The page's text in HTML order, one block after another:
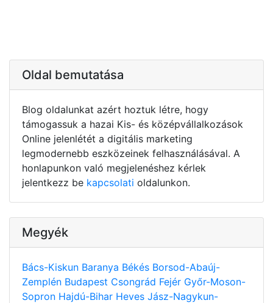
Oldal bemutatása
Blog oldalunkat azért hoztuk létre, hogy
támogassuk a hazai Kis- és középvállalkozások
Online jelenlétét a digitális marketing
legmodernebb eszközeinek felhasználásával. A
honlapunkon való megjelenéshez kérlek
jelentkezz be kapcsolati oldalunkon.
Megyék
Bács-Kiskun Baranya Békés Borsod-Abaúj-
Zemplén Budapest Csongrád Fejér Győr-Moson-
Sopron Hajdú-Bihar Heves Jász-Nagykun-